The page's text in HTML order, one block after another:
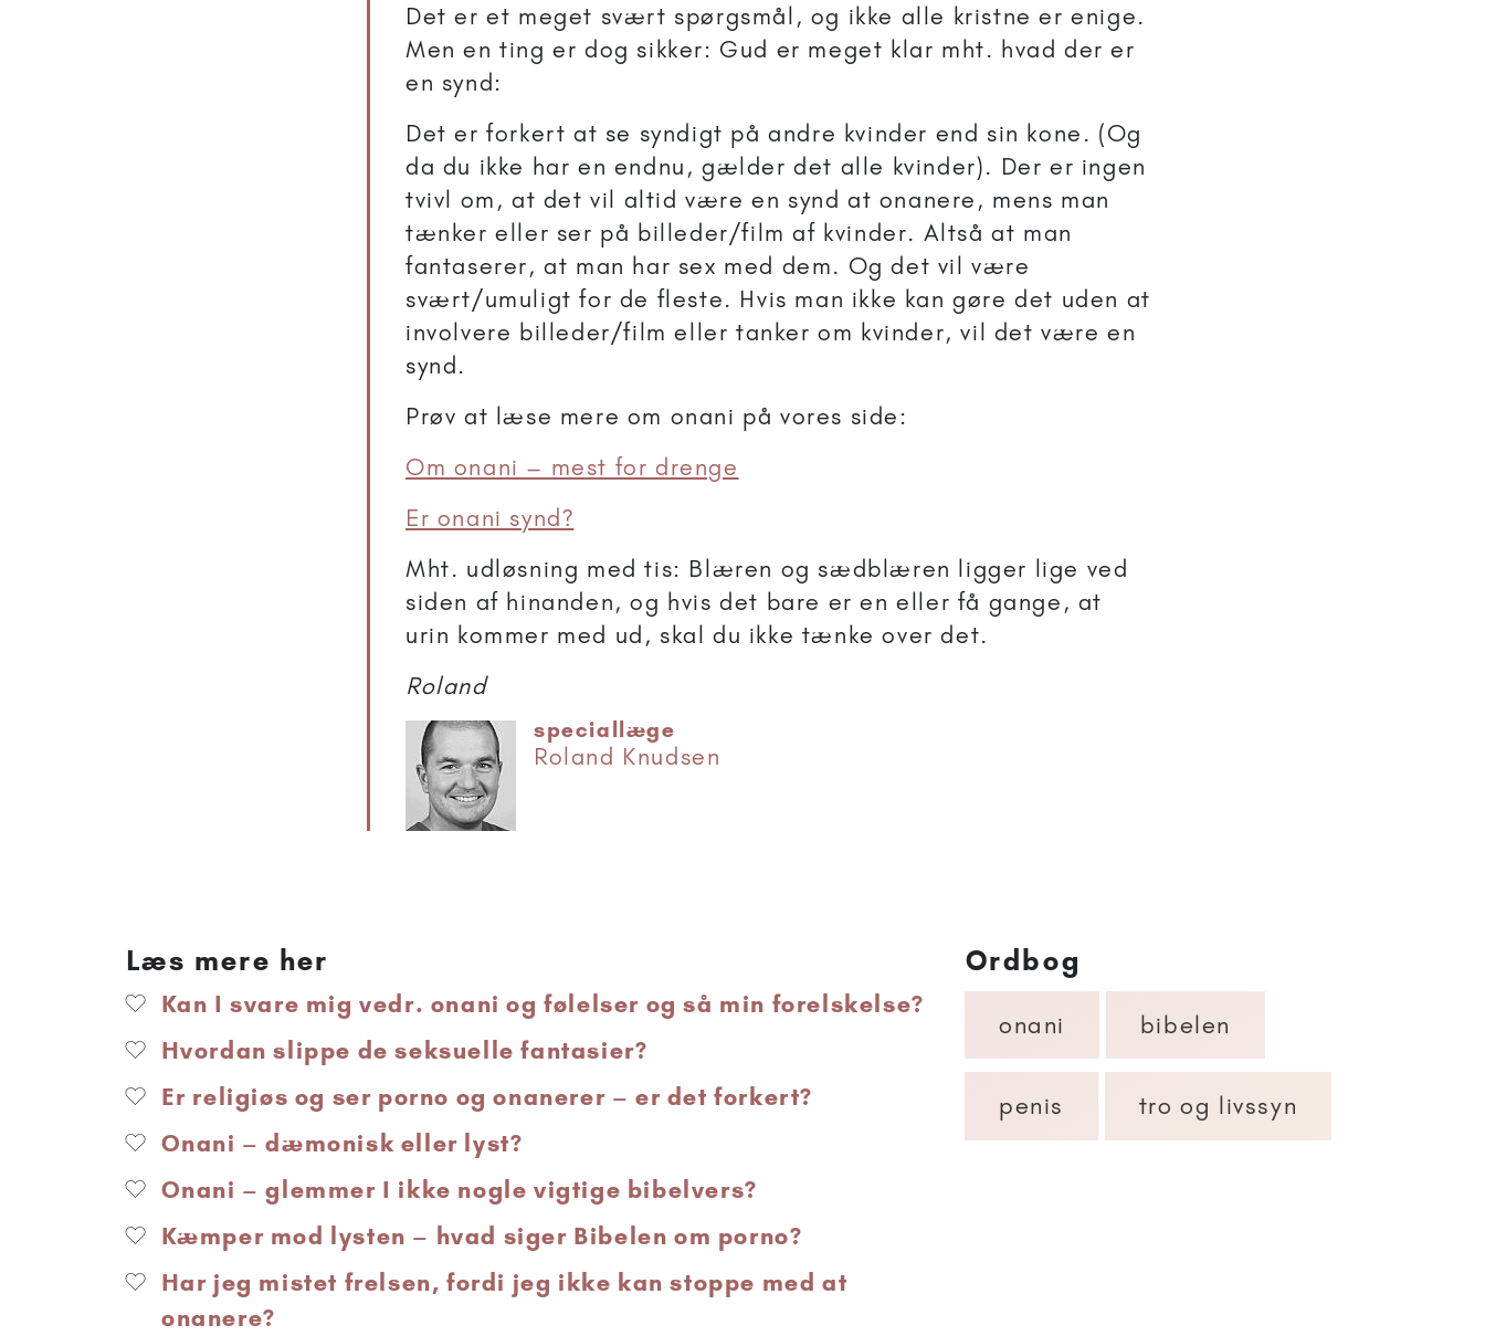
Det er et meget svært spørgsmål, og ikke alle kristne er enige.
Men en ting er dog sikker: Gud er meget klar mht. hvad der er
en synd:
Det er forkert at se syndigt på andre kvinder end sin kone. (Og
da du ikke har en endnu, gælder det alle kvinder). Der er ingen
tvivl om, at det vil altid være en synd at onanere, mens man
tænker eller ser på billeder/film af kvinder. Altså at man
fantaserer, at man har sex med dem. Og det vil være
svært/umuligt for de fleste. Hvis man ikke kan gøre det uden at
involvere billeder/film eller tanker om kvinder, vil det være en
synd.
Prøv at læse mere om onani på vores side:
Om onani – mest for drenge
Er onani synd?
Mht. udløsning med tis: Blæren og sædblæren ligger lige ved
siden af hinanden, og hvis det bare er en eller få gange, at
urin kommer med ud, skal du ikke tænke over det.
Roland
speciallæge
Roland Knudsen
Læs mere her
Kan I svare mig vedr. onani og følelser og så min forelskelse?
Hvordan slippe de seksuelle fantasier?
Er religiøs og ser porno og onanerer – er det forkert?
Onani – dæmonisk eller lyst?
Onani – glemmer I ikke nogle vigtige bibelvers?
Kæmper mod lysten – hvad siger Bibelen om porno?
Har jeg mistet frelsen, fordi jeg ikke kan stoppe med at
onanere?
Ordbog
onani bibelen
penis tro og livssyn